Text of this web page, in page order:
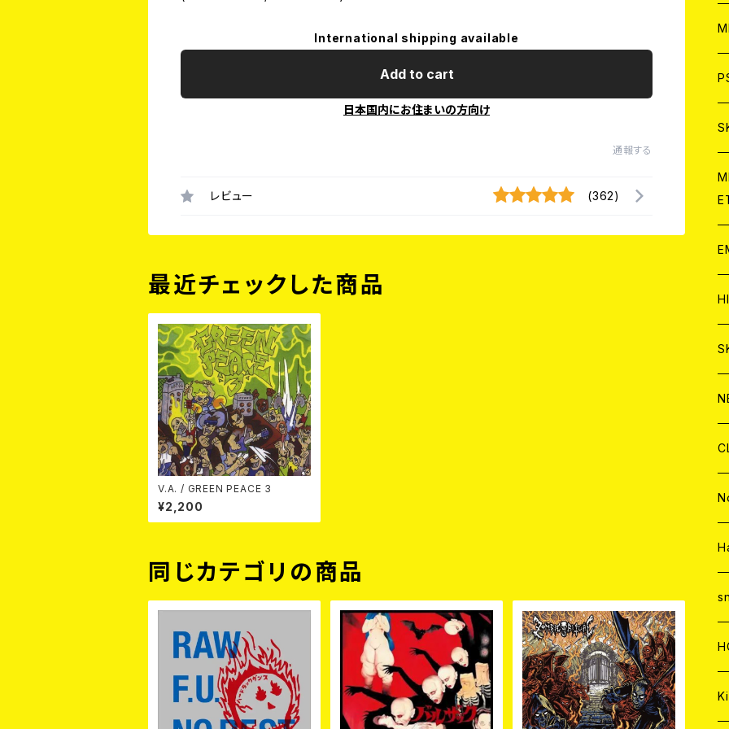
International shipping available
Add to cart
日本国内にお住まいの方向け
通報する
レビュー (362)
最近チェックした商品
V.A. / GREEN PEACE 3
¥2,200
同じカテゴリの商品